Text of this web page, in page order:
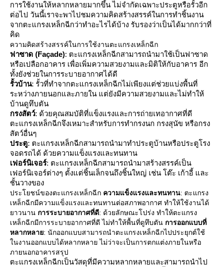
การใช้งานให้หลากหลายมากขึ้น ไม่จำกัดเฉพาะประตูหรือรั้วอีก
ต่อไป วันนี้เราจะพาไปชมความคิดสร้างสรรค์ในการทำชิ้นงาน
จากตะแกรงเหล็กฉีกว่าทำอะไรได้บ้าง รับรองว่าเป็นได้มากกว่าที่
คิด
ความคิดสร้างสรรค์ในการใช้งานตะแกรงเหล็กฉีก
ฟาซาด (Façade): ตะแกรงเหล็กฉีกสามารถนำมาใช้เป็นฟาซาด
หรือเปลือกอาคาร เพื่อเพิ่มความสวยงามและมิติให้กับอาคาร อีก
ทั้งยังช่วยในการระบายอากาศได้ดี
รั้วบ้าน: รั้วที่ทำจากตะแกรงเหล็กฉีกไม่เพียงแต่ช่วยแบ่งพื้นที่
ระหว่างภายนอกและภายใน แต่ยังมีความสวยงามและไม่ทำให้
บ้านดูทึบตัน
กรงสัตว์: ด้วยคุณสมบัติที่แข็งแรงและการถ่ายเทอากาศที่ดี
ตะแกรงเหล็กฉีกจึงเหมาะสำหรับการทำกรงนก กรงสุนัข หรือกรง
สัตว์อื่นๆ
ประตู: ตะแกรงเหล็กฉีกสามารถนำมาทำประตูบ้านหรือประตูโรง
จอดรถได้ ด้วยความแข็งแรงและทนทาน
เฟอร์นิเจอร์: ตะแกรงเหล็กฉีกสามารถนำมาสร้างสรรค์เป็น
เฟอร์นิเจอร์ต่างๆ ตั้งแต่ชิ้นเล็กจนถึงชิ้นใหญ่ เช่น โต๊ะ เก้าอี้ และ
ชั้นวางของ
ประโยชน์ของตะแกรงเหล็กฉีก ความแข็งแรงและทนทาน: ตะแกรง
เหล็กฉีกมีความแข็งแรงและทนทานต่อสภาพอากาศ ทำให้ใช้งานได้
าวนาน การระบายอากาศที่ดี: ด้วยลักษณะโปร่ง ทำให้ตะแกรง
เหล็กฉีกมีการระบายอากาศที่ดี ไม่ทำให้พื้นที่ดูทึบตัน การออกแบบที่
หลากหลา: นักออกแบบสามารถนำตะแกรงเหล็กฉีกไปประยุกต์ใช้
นงานออกแบบได้หลากหลาย ไม่ว่าจะเป็นการตกแต่งภายในหรือ
ภายนอกอาคารสรุป
ตะแกรงเหล็กฉีกเป็นวัสดุที่มีความหลากหลายและสามารถนำไป